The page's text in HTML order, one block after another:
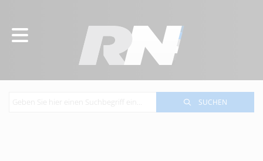
SUCHEN